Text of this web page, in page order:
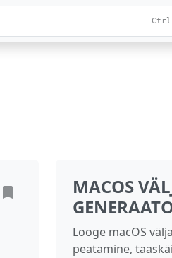
Ctrl
MACOS
Looge macOS
peatamine,